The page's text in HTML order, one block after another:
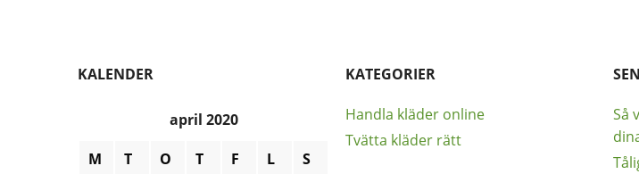
KALENDER
april 2020
M
T O T F L
S
KATEGORIER
Handla kläder online
Tvätta kläder rätt
Så